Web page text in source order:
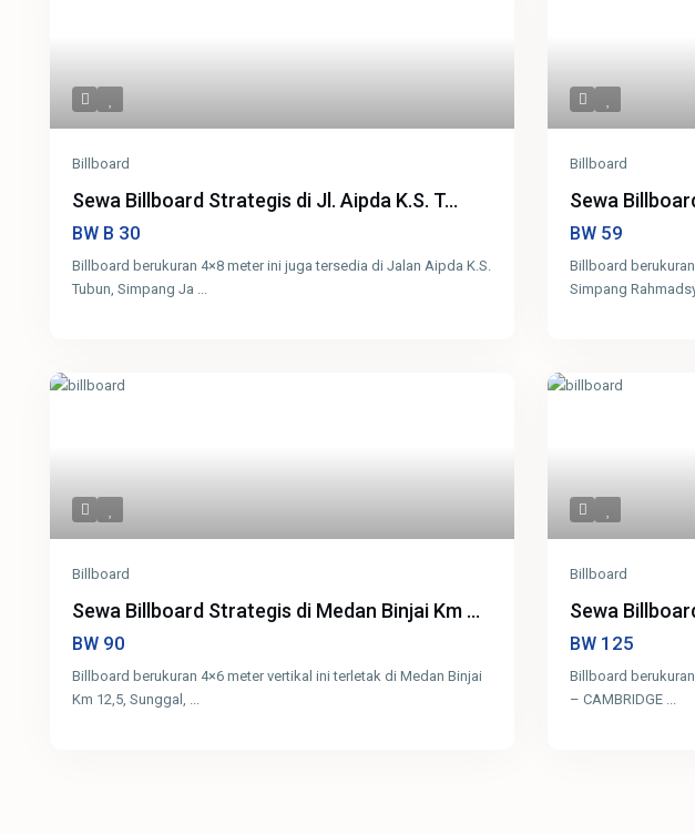
Billboard
Sewa Billboard Strategis di Jl. Aipda K.S. T...
BW B 30
Billboard berukuran 4×8 meter ini juga tersedia di Jalan Aipda K.S.
Tubun, Simpang Ja ...
Billboard
Sewa
BW 59
Billboard
Simpang
Billboard
Sewa Billboard Strategis di Medan Binjai Km ...
BW 90
Billboard berukuran 4×6 meter vertikal ini terletak di Medan Binjai
Km 12,5, Sunggal, ...
Billboard
Sewa
BW 125
Billboard
– CAMBRIDGE ...